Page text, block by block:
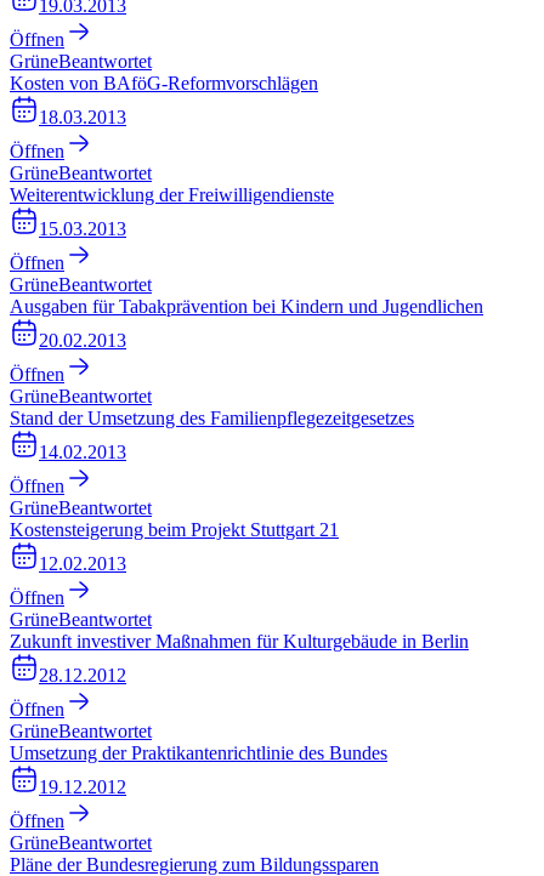
19.03.2013
Öffnen
GrüneBeantwortet
Kosten von BAföG-Reformvorschlägen
18.03.2013
Öffnen
GrüneBeantwortet
Weiterentwicklung der Freiwilligendienste
15.03.2013
Öffnen
GrüneBeantwortet
Ausgaben für Tabakprävention bei Kindern und Jugendlichen
20.02.2013
Öffnen
GrüneBeantwortet
Stand der Umsetzung des Familienpflegezeitgesetzes
14.02.2013
Öffnen
GrüneBeantwortet
Kostensteigerung beim Projekt Stuttgart 21
12.02.2013
Öffnen
GrüneBeantwortet
Zukunft investiver Maßnahmen für Kulturgebäude in Berlin
28.12.2012
Öffnen
GrüneBeantwortet
Umsetzung der Praktikantenrichtlinie des Bundes
19.12.2012
Öffnen
GrüneBeantwortet
Pläne der Bundesregierung zum Bildungssparen